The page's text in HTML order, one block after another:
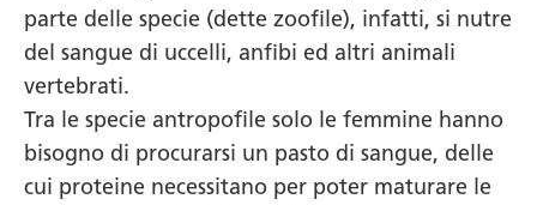
parte delle specie (dette zoofile), infatti, si nutre
del sangue di uccelli, anfibi ed altri animali
vertebrati.
Tra le specie antropofile solo le femmine hanno
bisogno di procurarsi un pasto di sangue, delle
cui proteine necessitano per poter maturare le